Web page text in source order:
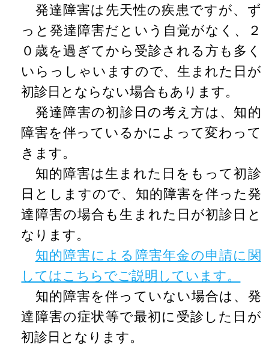
発達障害は先天性の疾患ですが、ず
っと発達障害だという自覚がなく、２
０歳を過ぎてから受診される方も多く
いらっしゃいますので、生まれた日が
初診日とならない場合もあります。
発達障害の初診日の考え方は、知的
障害を伴っているかによって変わって
きます。
知的障害は生まれた日をもって初診
日としますので、知的障害を伴った発
達障害の場合も生まれた日が初診日と
なります。
知的障害による障害年金の申請に関
してはこちらでご説明しています。
知的障害を伴っていない場合は、発
達障害の症状等で最初に受診した日が
初診日となります。